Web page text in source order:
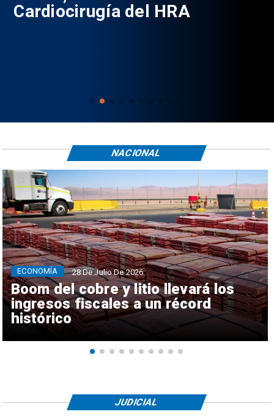
Cardiocirugía del HRA
Boom del cobre y litio llevará los
ingresos fiscales a un récord
histórico
ECONOMÍA 28 De Julio De 2026
NACIONAL
JUDICIAL